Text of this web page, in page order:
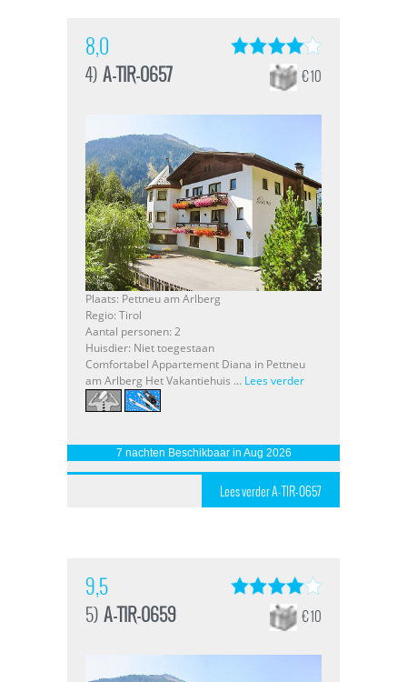
8,0
4) A-TIR-0657 € 10
Plaats: Pettneu am Arlberg
Regio: Tirol
Aantal personen: 2
Huisdier: Niet toegestaan
Comfortabel Appartement Diana in Pettneu
am Arlberg Het Vakantiehuis ... Lees verder
7 nachten Beschikbaar in Aug 2026
Lees verder A-TIR-0657
9,5
5) A-TIR-0659 € 10